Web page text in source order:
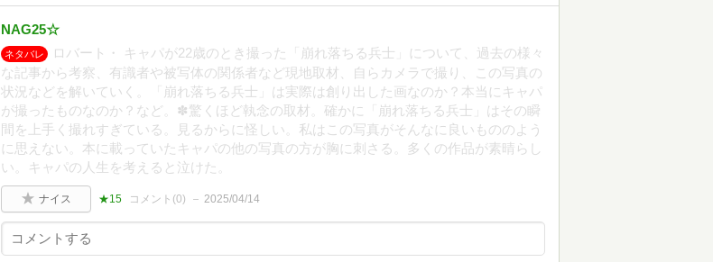
NAG25☆
ネタバレ
ロバート・ キャパが22歳のとき撮った「崩れ落ちる兵士」について、過去の様々
な記事から考察、有識者や被写体の関係者など現地取材、自らカメラで撮り、この写真の
状況などを解いていく。「崩れ落ちる兵士」は実際は創り出した画なのか？本当にキャパ
が撮ったものなのか？など。✽驚くほど執念の取材。確かに「崩れ落ちる兵士」はその瞬
間を上手く撮れすぎている。見るからに怪しい。私はこの写真がそんなに良いもののよう
に思えない。本に載っていたキャパの他の写真の方が胸に刺さる。多くの作品が素晴らし
い。キャパの人生を考えると泣けた。
ナイス ★15 コメント(0) 2025/04/14